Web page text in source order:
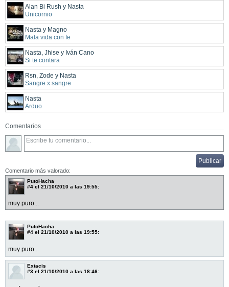
Alan Bi Rush y Nasta
Unicornio
Nasta y Magno
Mala vida con fe
Nasta, Jhise y Iván Cano
Si te contara
Rsn, Zode y Nasta
Sangre x sangre
Nasta
Arduo
Comentarios
Comentario más valorado:
PutoHacha
#4 el 21/10/2010 a las 19:55:
muy puro...
PutoHacha
#4 el 21/10/2010 a las 19:55:
muy puro...
Extacis
#3 el 21/10/2010 a las 18:46: